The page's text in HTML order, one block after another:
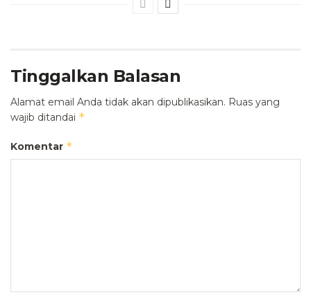
Tinggalkan Balasan
Alamat email Anda tidak akan dipublikasikan. Ruas yang
wajib ditandai *
Komentar *